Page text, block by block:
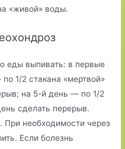
«живой» воды.
еды выпивать: в первые
1/2 стакана «мертвой»
на 5-й день — по 1/2
сделать перерыв.
необходимости через
Если болезнь